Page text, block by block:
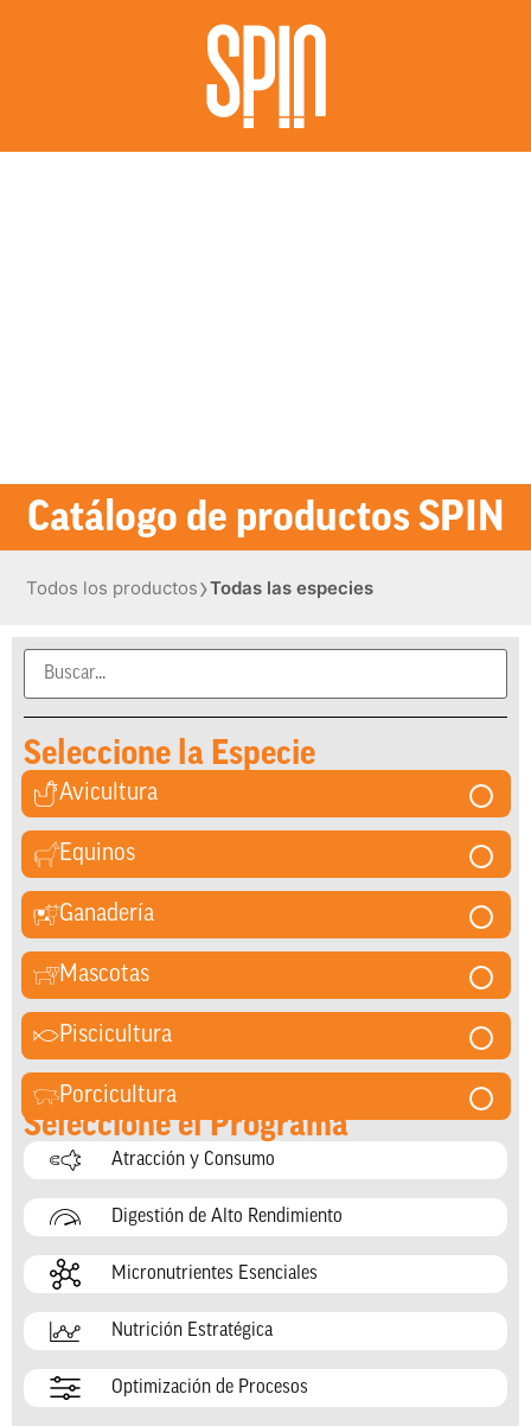
Catálogo de productos SPIN
Todos los productos›Todas las especies
Seleccione la Especie
Avicultura
Equinos
Ganadería
Mascotas
Piscicultura
Porcicultura
Seleccione el Programa
Atracción y Consumo
Digestión de Alto Rendimiento
Micronutrientes Esenciales
Nutrición Estratégica
Optimización de Procesos